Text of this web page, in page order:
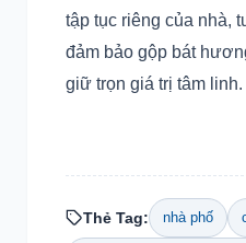
tập tục riêng của nhà,
đảm bảo gộp bát
giữ trọn giá trị tâm linh.
Thẻ Tag: nhà phố